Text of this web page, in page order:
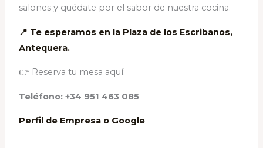
salones y quédate por el sabor de nuestra cocina.
📍 Te esperamos en la Plaza de los Escribanos,
Antequera.
👉 Reserva tu mesa aquí:
Teléfono: +34 951 463 085
Perfil de Empresa o Google